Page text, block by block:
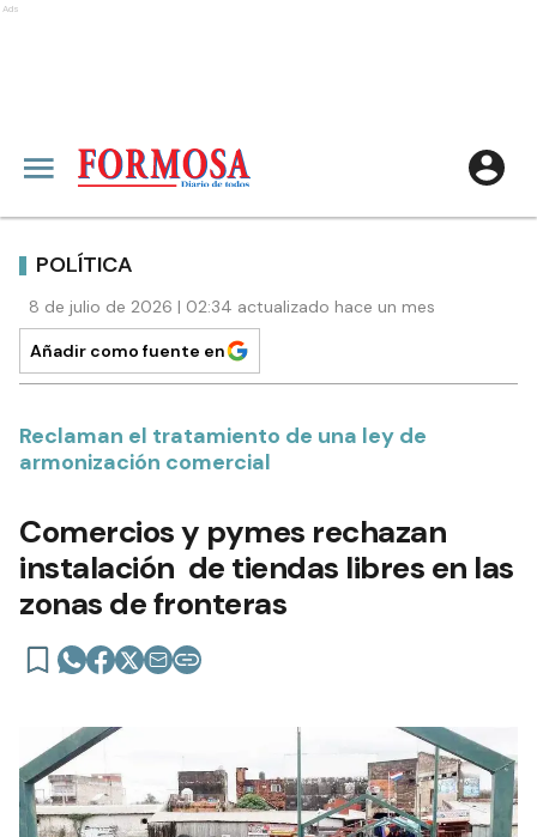
Ads
POLÍTICA
8 de julio de 2026 | 02:34 actualizado hace un mes
Añadir como fuente en
Reclaman el tratamiento de una ley de
armonización comercial
Comercios y pymes rechazan
instalación de tiendas libres en las
zonas de fronteras